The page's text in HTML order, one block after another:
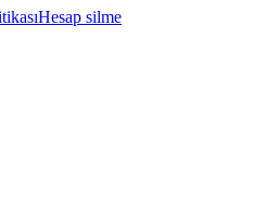
Hesap silme